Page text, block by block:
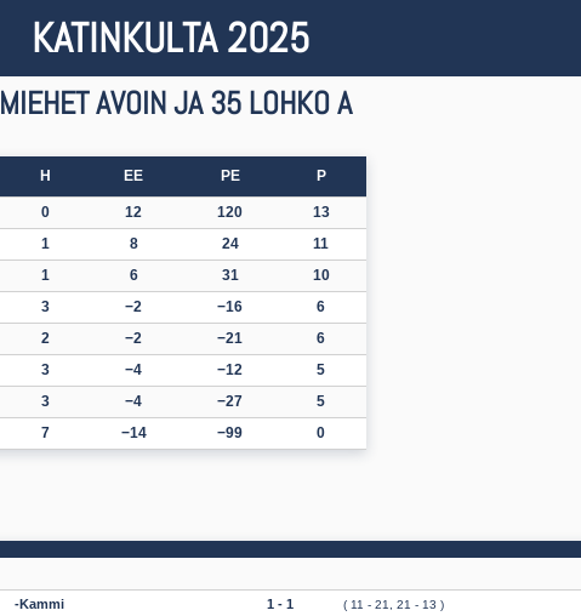
KATINKULTA 2025
MIEHET AVOIN JA 35 LOHKO A
H EE PE P
0 12 120
13
1 8 24
11
1 6 31
10
3 −2 −16
6
2 −2 −21
6
3 −4 −12
5
3 −4 −27
5
7 −14 −99 0
Kammi 1 - 1 ( 11 - 21, 21 - 13 )